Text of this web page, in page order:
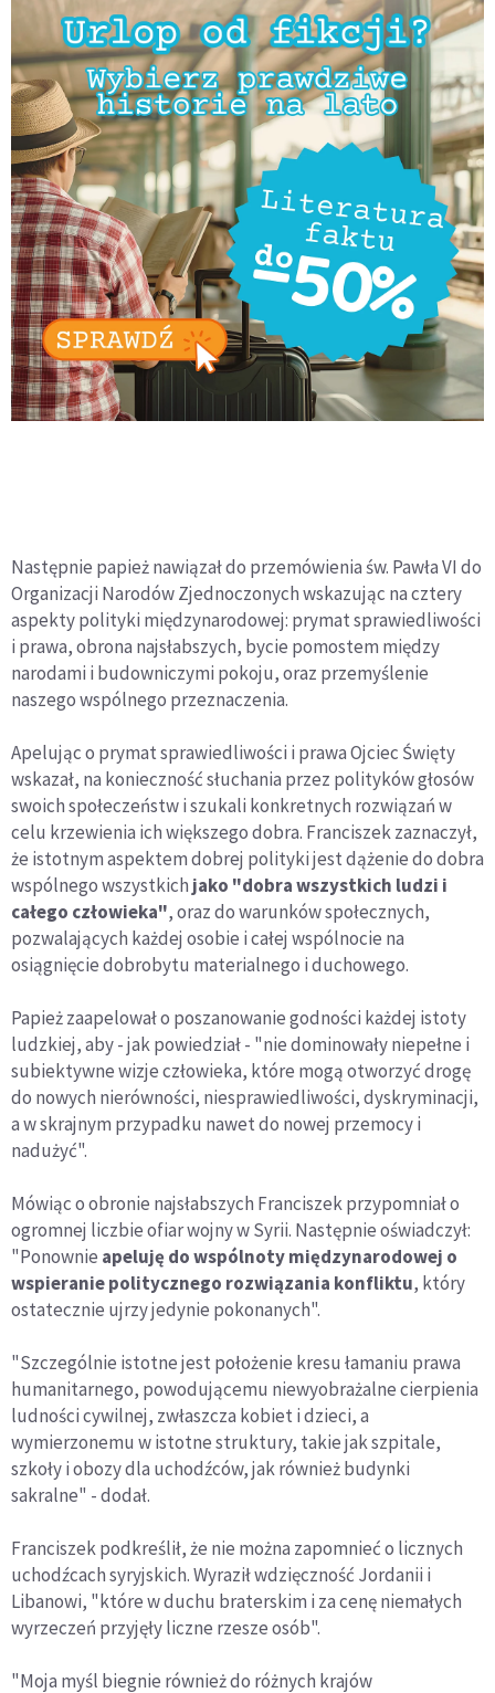
Następnie papież nawiązał do przemówienia św. Pawła VI do
Organizacji Narodów Zjednoczonych wskazując na cztery
aspekty polityki międzynarodowej: prymat sprawiedliwości
i prawa, obrona najsłabszych, bycie pomostem między
narodami i budowniczymi pokoju, oraz przemyślenie
naszego wspólnego przeznaczenia.
Apelując o prymat sprawiedliwości i prawa Ojciec Święty
wskazał, na konieczność słuchania przez polityków głosów
swoich społeczeństw i szukali konkretnych rozwiązań w
celu krzewienia ich większego dobra. Franciszek zaznaczył,
że istotnym aspektem dobrej polityki jest dążenie do dobra
wspólnego wszystkich jako "dobra wszystkich ludzi i
całego człowieka", oraz do warunków społecznych,
pozwalających każdej osobie i całej wspólnocie na
osiągnięcie dobrobytu materialnego i duchowego.
Papież zaapelował o poszanowanie godności każdej istoty
ludzkiej, aby - jak powiedział - "nie dominowały niepełne i
subiektywne wizje człowieka, które mogą otworzyć drogę
do nowych nierówności, niesprawiedliwości, dyskryminacji,
a w skrajnym przypadku nawet do nowej przemocy i
nadużyć".
Mówiąc o obronie najsłabszych Franciszek przypomniał o
ogromnej liczbie ofiar wojny w Syrii. Następnie oświadczył:
"Ponownie apeluję do wspólnoty międzynarodowej o
wspieranie politycznego rozwiązania konfliktu, który
ostatecznie ujrzy jedynie pokonanych".
"Szczególnie istotne jest położenie kresu łamaniu prawa
humanitarnego, powodującemu niewyobrażalne cierpienia
ludności cywilnej, zwłaszcza kobiet i dzieci, a
wymierzonemu w istotne struktury, takie jak szpitale,
szkoły i obozy dla uchodźców, jak również budynki
sakralne" - dodał.
Franciszek podkreślił, że nie można zapomnieć o licznych
uchodźcach syryjskich. Wyraził wdzięczność Jordanii i
Libanowi, "które w duchu braterskim i za cenę niemałych
wyrzeczeń przyjęły liczne rzesze osób".
"Moja myśl biegnie również do różnych krajów